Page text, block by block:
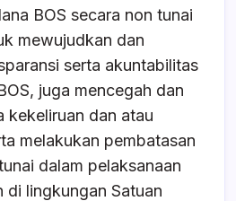
BOS secara non tunai
mewujudkan dan
serta akuntabilitas
juga mencegah dan
kekeliruan dan atau
melakukan pembatasan
dalam pelaksanaan
di lingkungan Satuan